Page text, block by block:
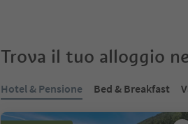
Trova il tuo alloggio
Hotel & Pensione Bed & Breakfast